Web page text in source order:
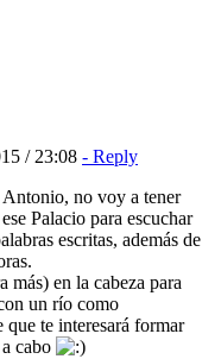
/ 23:08 - Reply
no voy a tener
Palacio para escuchar
escritas, además de
en la cabeza para
un río como
te interesará formar
cabo